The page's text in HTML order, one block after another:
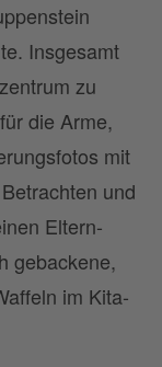
Insgesamt
zu
die Arme,
mit
und
Eltern-
gebackene,
im Kita-